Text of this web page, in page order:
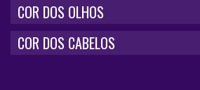
COR DOS OLHOS
COR DOS CABELOS